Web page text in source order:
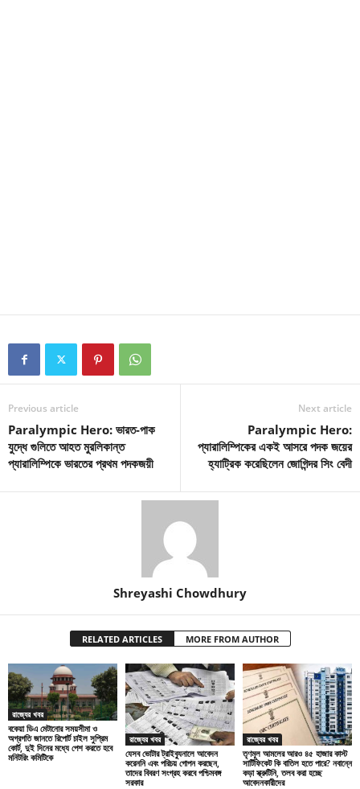
Previous article
Paralympic Hero: ভারত-পাক
যুদ্ধে গুলিতে আহত মুরলিকান্ত
প্যারালিম্পিকে ভারতের প্রথম পদকজয়ী
Next article
Paralympic Hero:
প্যারালিম্পিকের একই আসরে পদক জয়ের
হ্যাট্রিক করেছিলেন জোগিন্দর সিং বেদী
Shreyashi Chowdhury
RELATED ARTICLES MORE FROM AUTHOR
রাজ্যের খবর
বকেয়া ডিএ মেটানোর সময়সীমা ও
অগ্রগতি জানতে রিপোর্ট চাইল সুপ্রিম
কোর্ট, দুই দিনের মধ্যে পেশ করতে হবে
মনিটরিং কমিটিকে
রাজ্যের খবর
যেসব ভোটার ট্রাইব্যুনালে আবেদন
করেননি এবং পরিচয় গোপন করছেন,
তাদের বিবরণ সংগ্রহ করবে পশ্চিমবঙ্গ
সরকার
রাজ্যের খবর
তৃণমূল আমলের আরও ৪৫ হাজার কাস্ট
সার্টিফিকেট কি বাতিল হতে পারে? নবান্নে
কড়া স্ক্রুটিনি, তলব করা হচ্ছে
আবেদনকারীদের